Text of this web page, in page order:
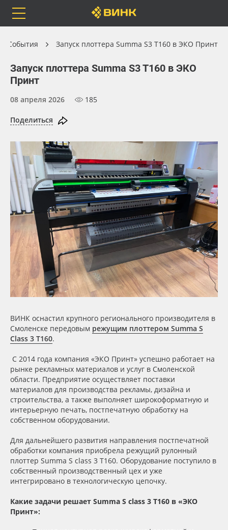
Каталог
Orafol
Бренды
Доставка
Оплата
Сервис
Инструкции
Компания
Блог
Поставщикам
Избранное
8 800 550 7888
Москва
Весь каталог
Рулонные материалы
Самоклеящиеся плёнки
Листовые материалы
Чернила
Клей, скотчи и крепёж
Мобильные конструкции и POS-материалы
Профильные системы
Светотехника
Инженерные пластики
Упаковочные материалы
Оборудование и инструмент
Новинки ассортимента
Oracal 641
Orajet 3640
События Запуск плоттера Summa S3 T160 в ЭКО Принт
Запуск плоттера Summa S3 T160 в ЭКО
Принт
08 апреля 2026 185
Поделиться
ВИНК оснастил крупного регионального производителя в
Смоленске передовым режущим плоттером Summa S
Class 3 T160.
С 2014 года компания «ЭКО Принт» успешно работает на
рынке рекламных материалов и услуг в Смоленской
области. Предприятие осуществляет поставки
материалов для производства рекламы, дизайна и
строительства, а также выполняет широкоформатную и
интерьерную печать, постпечатную обработку на
собственном оборудовании.
Для дальнейшего развития направления постпечатной
обработки компания приобрела режущий рулонный
плоттер Summa S class 3 T160. Оборудование поступило в
собственный производственный цех и уже
интегрировано в технологическую цепочку.
Какие задачи решает Summa S class 3 T160 в «ЭКО
Принт»: